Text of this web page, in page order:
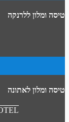
טיסה ומלון ללרנקה
טיסה ומלון לאתונה